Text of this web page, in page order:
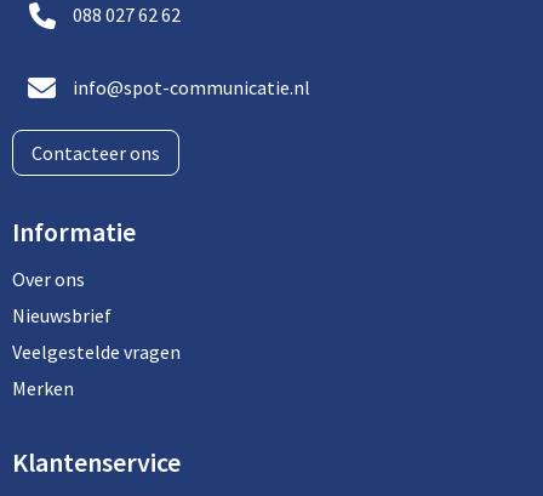
088 027 62 62
info@spot-communicatie.nl
Contacteer ons
Informatie
Over ons
Nieuwsbrief
Veelgestelde vragen
Merken
Klantenservice